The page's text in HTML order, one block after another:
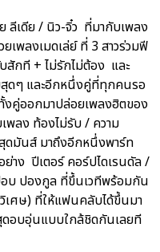
ลีเดีย / นิว-จิ๋ว ที่มากับเพลง
ยเพลงเมดเล่ย์ ที่ 3 สาวร่วมฟี
กที + ไม่รักไม่ต้อง และ
ดๆ และอีกหนึ่งคู่ที่ทุกคนรอ
คู่ออกมาปล่อยเพลงฮิตของ
พลง ท้องไม่รับ / ความ
ดมันส์ มาถึงอีกหนึ่งพาร์ท
าง ปีเตอร์ คอร์ปไดเรนดัล /
บ ปองกูล ที่ขึ้นเวทีพร้อมกัน
เศษ) ที่ให้แฟนคลับได้ขึ้นมา
อบอุ่นแบบใกล้ชิดกันเลยที